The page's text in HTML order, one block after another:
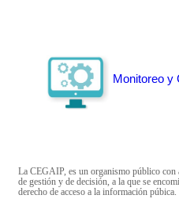
Monitoreo y
La CEGAIP, es un organismo público con
de gestión y de decisión, a la que se
derecho de acceso a la información púbica.